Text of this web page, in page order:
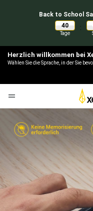
Back to School
40
Tage
:
Herzlich willkommen bei
Wählen Sie die Sprache, in der Sie